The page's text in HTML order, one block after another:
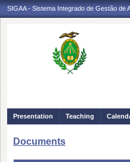
SIGAA - Sistema Integrado de Gestão de
Presentation Teaching
Documents